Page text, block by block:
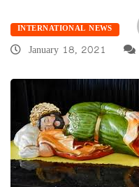
INTERNATIONAL NEWS
January 18, 2021